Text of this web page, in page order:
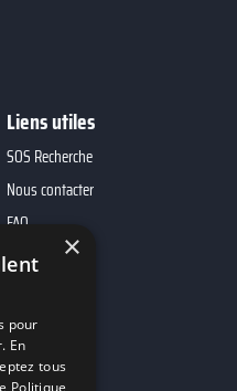
Liens utiles
SOS Recherche
Nous contacter
FAQ
×
pour
En
tous
Politique